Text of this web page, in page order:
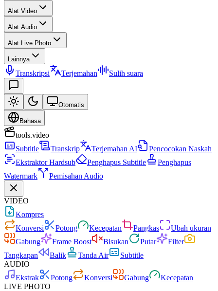
Alat Video
Alat Audio
Alat Live Photo
Lainnya
Transkripsi Terjemahan Sulih suara
Otomatis
Bahasa
tools.video
Subtitle
Transkrip Terjemahan AI
Pencocokan Naskah
Ekstraktor Hardsub
Penghapus Subtitle
Penghapus
Watermark
Pemisahan Audio
VIDEO
Kompres
Konversi
Potong Kecepatan Pangkas
Ubah ukuran
Gabung
Frame Boost Bisukan Putar
Filter
Tangkapan
Balik Tanda Air
Subtitle
AUDIO
Ekstrak
Potong Konversi Gabung
Kecepatan
LIVE PHOTO